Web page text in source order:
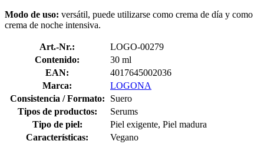
Modo de uso: versátil, puede utilizarse como crema de día y como
crema de noche intensiva.
Art.-Nr.:
LOGO-00279
Contenido:
30 ml
EAN:
4017645002036
Marca:
LOGONA
Consistencia / Formato:
Suero
Tipos de productos:
Serums
Tipo de piel:
Piel exigente, Piel madura
Características:
Vegano